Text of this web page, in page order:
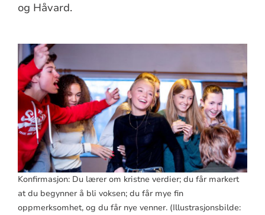
og Håvard.
Konfirmasjon: Du lærer om kristne verdier; du får markert
at du begynner å bli voksen; du får mye fin
oppmerksomhet, og du får nye venner. (Illustrasjonsbilde: